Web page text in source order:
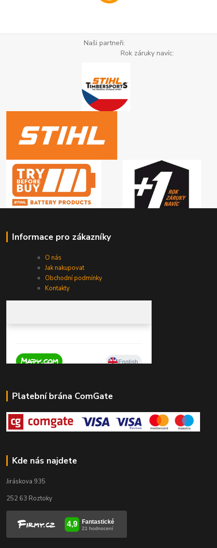
Naši partneři:
Rok záruky navíc:
Informace pro zákazníky
O nás
Jak nakupovat
Obchodní podmínky
Kontakty
Platební brána ComGate
Kde nás najdete
Jiráskova 935
252 63 Roztoky